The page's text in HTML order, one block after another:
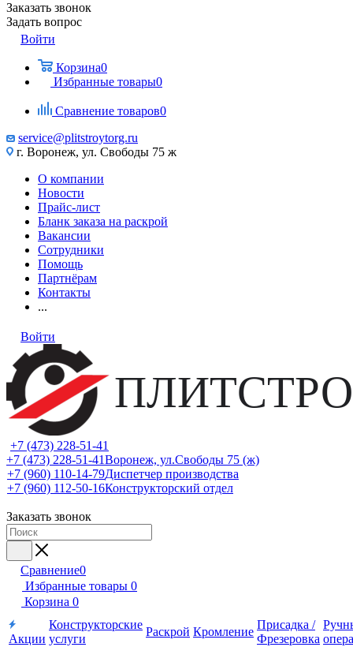
Заказать звонок
Задать вопрос
Войти
Корзина0
Избранные товары0
Сравнение товаров0
service@plitstroytorg.ru
г. Воронеж, ул. Свободы 75 ж
О компании
Новости
Прайс-лист
Бланк заказа на раскрой
Вакансии
Сотрудники
Помощь
Партнёрам
Контакты
...
Войти
+7 (473) 228-51-41
+7 (473) 228-51-41Воронеж, ул.Свободы 75 (ж)
+7 (960) 110-14-79Диспетчер производства
+7 (960) 112-50-16Конструкторский отдел
Заказать звонок
Сравнение0
Избранные товары 0
Корзина 0
Акции
Конструкторские
услуги
Раскрой Кромление
Присадка /
Фрезеровка